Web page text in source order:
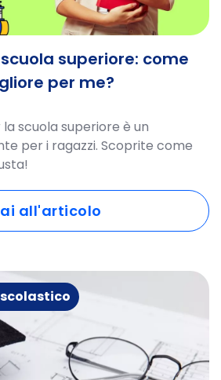
superiore: come
per me?
scuola superiore è un
per i ragazzi. Scoprite come
all'articolo